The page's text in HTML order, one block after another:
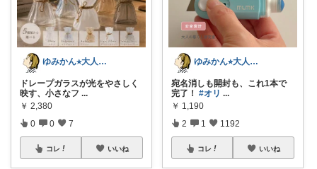
ゆみかん⭐︎大人の暮らし研究室
ドレープガラスが光をやさしく
映す、小さなフ ...
￥ 2,380
0 0 7
コレ いいね
ゆみかん⭐︎大人の暮らし研究室
宛名消しも開封も、これ1本で
完了！ #オリ ...
￥ 1,190
2 1 1192
コレ いいね